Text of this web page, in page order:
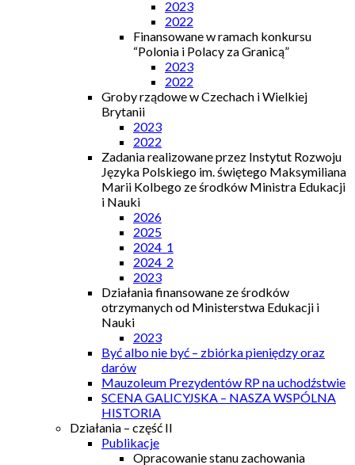
2023
2022
Finansowane w ramach konkursu
“Polonia i Polacy za Granicą”
2023
2022
Groby rządowe w Czechach i Wielkiej
Brytanii
2023
2022
Zadania realizowane przez Instytut Rozwoju
Języka Polskiego im. świętego Maksymiliana
Marii Kolbego ze środków Ministra Edukacji
i Nauki
2026
2025
2024_1
2024_2
2023
Działania finansowane ze środków
otrzymanych od Ministerstwa Edukacji i
Nauki
2023
Być albo nie być – zbiórka pieniędzy oraz
darów
Mauzoleum Prezydentów RP na uchodźstwie
SCENA GALICYJSKA – NASZA WSPÓLNA
HISTORIA
Działania – część II
Publikacje
Opracowanie stanu zachowania